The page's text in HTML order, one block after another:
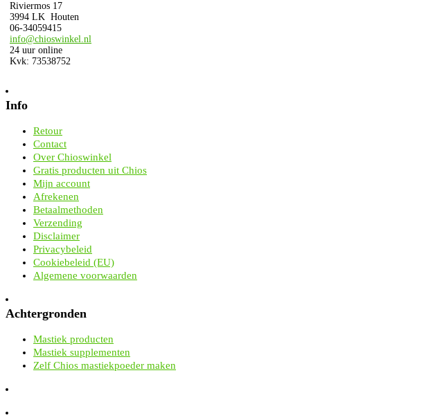
Riviermos 17
3994 LK Houten
06-34059415
info@chioswinkel.nl
24 uur online
Kvk: 73538752
Info
Retour
Contact
Over Chioswinkel
Gratis producten uit Chios
Mijn account
Afrekenen
Betaalmethoden
Verzending
Disclaimer
Privacybeleid
Cookiebeleid (EU)
Algemene voorwaarden
Achtergronden
Mastiek producten
Mastiek supplementen
Zelf Chios mastiekpoeder maken